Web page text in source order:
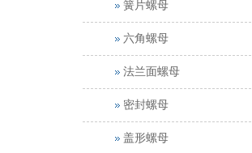
簧片螺母
六角螺母
法兰面螺母
密封螺母
盖形螺母